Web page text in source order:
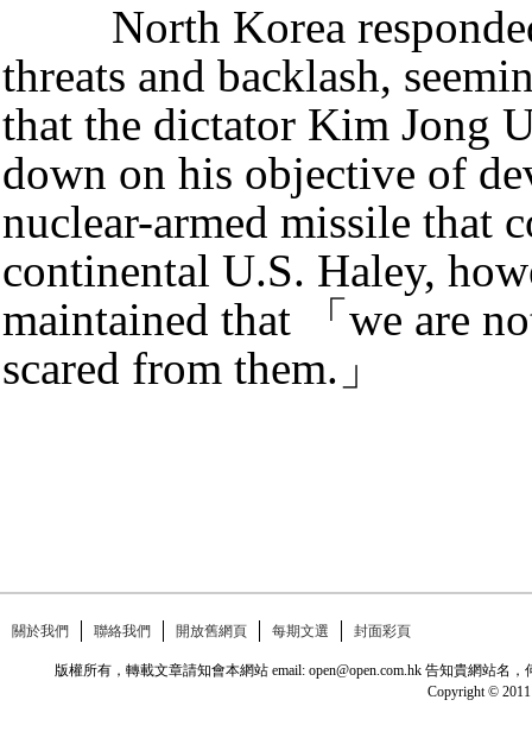
North Korea
threats and backlash,
that the dictator Kim Jong
down on his objective of
nuclear-armed missile that
continental U.S. Haley,
maintained that 「we are
scared from them.」
關於我們 聯絡我們 開放舊網頁 每期文選 封面彩頁
版權所有，轉載文章請知會本網站 email: open@open.com.hk 告知貴網站
Copyright © 2011